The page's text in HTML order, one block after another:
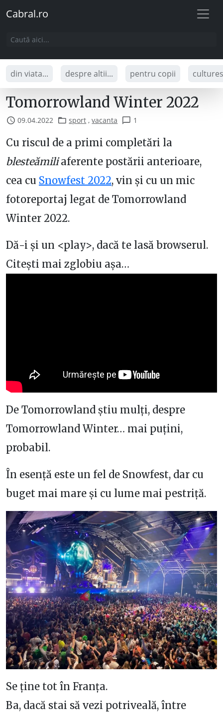
Cabral.ro
din viata... despre altii... pentru copii
Tomorrowland Winter 2022
09.04.2022 sport ,vacanta 1
Cu riscul de a primi completări la
blesteămiliaferente postării anterioare,
cea cu Snowfest 2022, vin și cu un mic
fotoreportaj legat de Tomorrowland
Winter 2022.
Dă-i și un <play>, dacă te lasă browserul.
Citești mai zglobiu așa…
De Tomorrowland știu mulți, despre
Tomorrowland Winter… mai puțini,
probabil.
În esență este un fel de Snowfest, dar cu
buget mai mare și cu lume mai pestriță.
Se ține tot în Franța.
Ba, dacă stai să vezi potriveală, între